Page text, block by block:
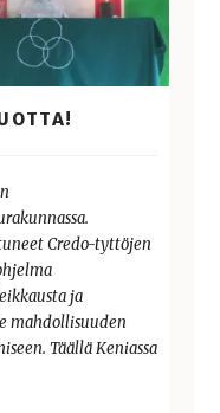
Credo-tyttöjen
ja
mahdollisuuden
Täällä Keniassa